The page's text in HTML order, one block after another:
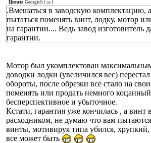
Цитата Georgich ( )
.Вмешаться в заводскую комплектацию,
пытаться поменять винт, лодку, мотор
на гарантии.... Ведь завод изготовитель
гарантии.
Мотор был укомплектован
доводки лодки (увеличился вес)
обороты, после обрезки все стало на
поменять или продать немного
бесперспективное и убыточное.
Кстати, гарантия уже кончилась , а винт
расходником, не думаю что вам
винты, мотивируя типа убился, хрупкий,
все может быть